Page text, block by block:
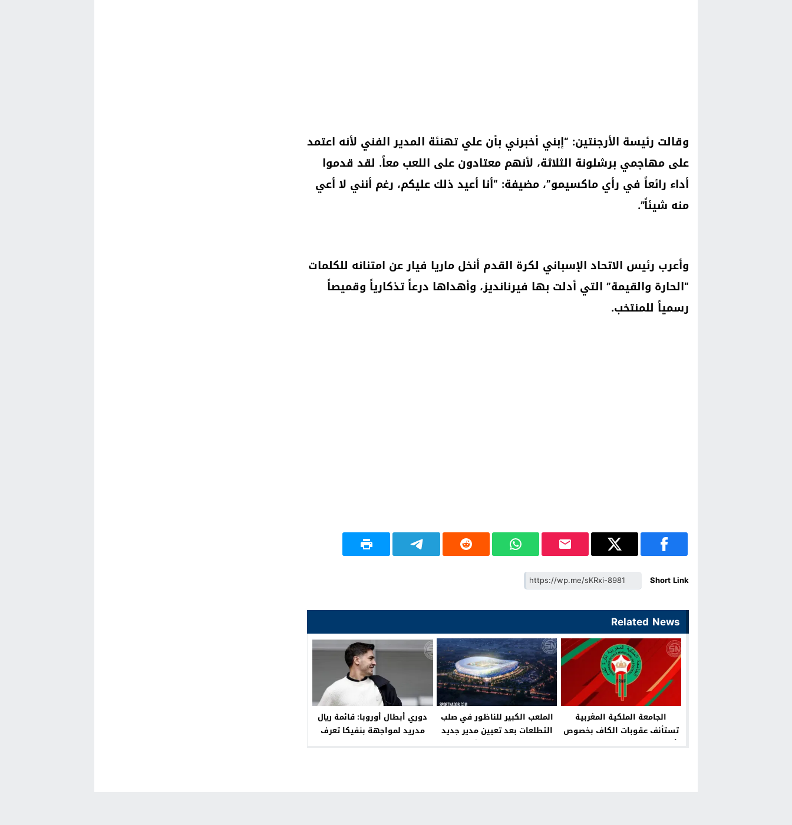
وقالت رئيسة الأرجنتين: “إبني أخبرني بأن علي تهنئة المدير الفني لأنه اعتمد
على مهاجمي برشلونة الثلاثة، لأنهم معتادون على اللعب معاً. لقد قدموا
أداء رائعاً في رأي ماكسيمو”، مضيفة: “أنا أعيد ذلك عليكم، رغم أنني لا أعي
منه شيئاً”.
وأعرب رئيس الاتحاد الإسباني لكرة القدم أنخل ماريا فيار عن امتنانه للكلمات
“الحارة والقيمة” التي أدلت بها فيرنانديز، وأهداها درعاً تذكارياً وقميصاً
رسمياً للمنتخب.
Short Link
Related News
الجامعة الملكية المغربية
تستأنف عقوبات الكاف بخصوص
أحداث مباراة المغرب والسنغال
الملعب الكبير للناظور في صلب
التطلعات بعد تعيين مدير جديد
لعمران جهة الشرق
دوري أبطال أوروبا: قائمة ريال
مدريد لمواجهة بنفيكا تعرف